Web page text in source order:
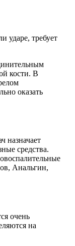
ударе, требует
кости. В
оказать
назначает
средства.
Анальгин,
очень
на